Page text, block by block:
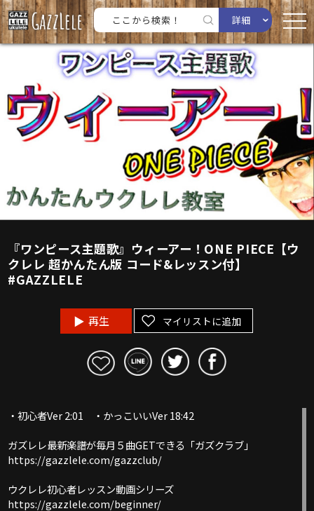
詳細
『ワンピース主題歌』ウィーアー！ONE PIECE【ウ
クレレ 超かんたん版 コード&レッスン付】
#GAZZLELE
再生 マイリストに追加
・初心者Ver 2:01 ・かっこいいVer 18:42
ガズレレ最新楽譜が毎月５曲GETできる「ガズクラブ」
https://gazzlele.com/gazzclub/
ウクレレ初心者レッスン動画シリーズ
https://gazzlele.com/beginner/